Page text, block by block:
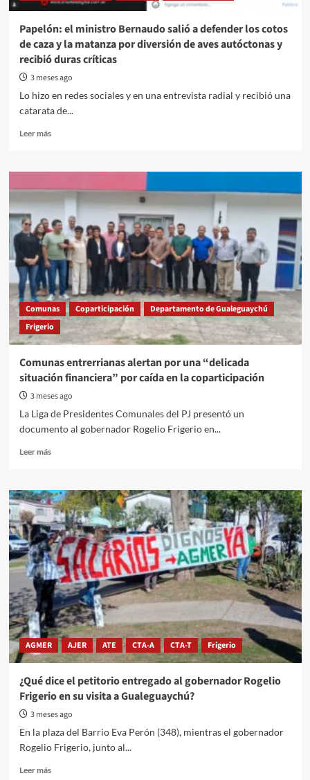
Papelón: el ministro Bernaudo salió a defender los cotos
de caza y la matanza por diversión de aves autóctonas y
recibió duras críticas
3 meses ago
Lo hizo en redes sociales y en una entrevista radial y recibió una
catarata de...
Leer másRead
Papelón:
ministro
Bernaudo
salió
a
defender
los
cotos
de
caza
y
la
matanza
diversión
de
aves
y
recibió
Comunas Coparticipación
Departamento de Gualeguaychú
Frigerio
Comunas entrerrianas alertan por una “delicada
situación financiera” por caída en la coparticipación
3 meses ago
La Liga de Presidentes Comunales del PJ presentó un
documento al gobernador Rogelio Frigerio en...
Leer másRead
Comunas
entrerrianas
alertan
por
una
“delicada
situación
financiera”
por
caída
en
la
coparticipación
AGMER AJER ATE CTA-A CTA-T Frigerio
¿Qué dice el petitorio entregado al gobernador Rogelio
Frigerio en su visita a Gualeguaychú?
3 meses ago
En la plaza del Barrio Eva Perón (348), mientras el gobernador
Rogelio Frigerio, junto al...
Leer másRead